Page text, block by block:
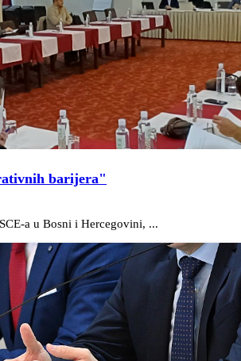
barijera"
a u Bosni i Hercegovini, ...